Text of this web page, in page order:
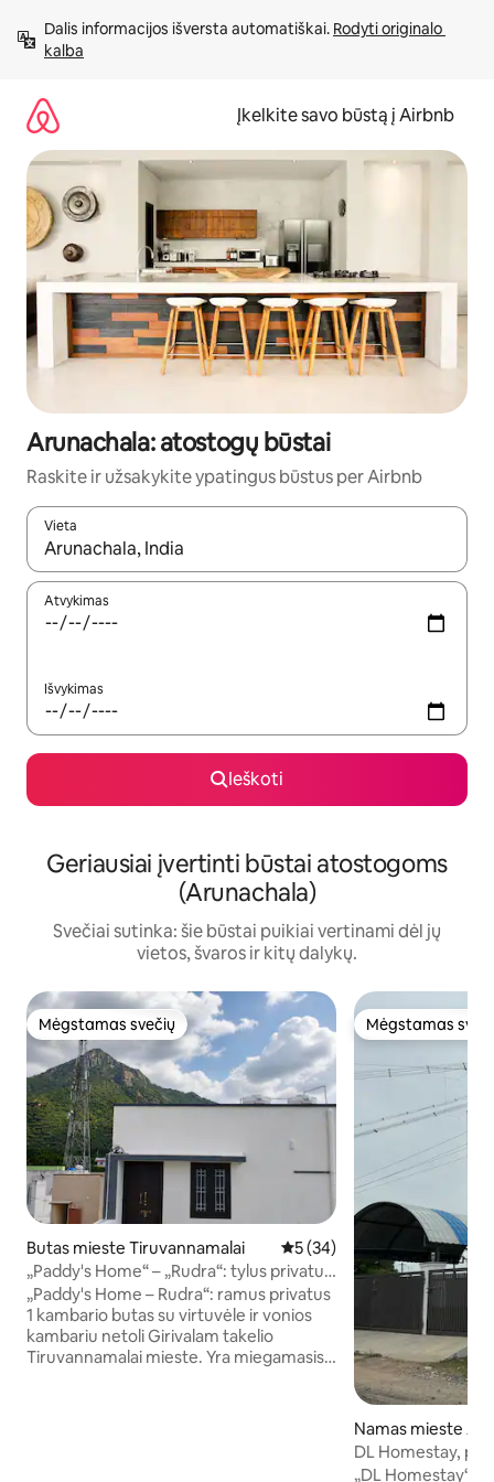
prie
turinio
Dalis informacijos išversta automatiškai. Rodyti originalo
kalba
Įkelkite savo būstą į Airbnb
Arunachala: atostogų būstai
Raskite ir užsakykite ypatingus būstus per Airbnb
Vieta
Kai pasirodys paieškos rezultatai, juos naršyti galite
Atvykimas
Išvykimas
Ieškoti
Geriausiai įvertinti būstai atostogoms
(Arunachala)
Svečiai sutinka: šie būstai puikiai vertinami dėl jų
vietos, švaros ir kitų dalykų.
Mėgstamas svečių
Mėgstamas svečių
Butas mieste Tiruvannamalai Vidutinis įvertinimas: 5 iš 5,
5 (34)
„Paddy's Home“ – „Rudra“: tylus privatus
butas
„Paddy's Home – Rudra“: ramus privatus
1 kambario butas su virtuvėle ir vonios
kambariu netoli Girivalam takelio
Tiruvannamalai mieste. Yra miegamasis
Mėgstamas
Mėgstamas
Namas mieste
DL Homestay,
„DL Homestay“